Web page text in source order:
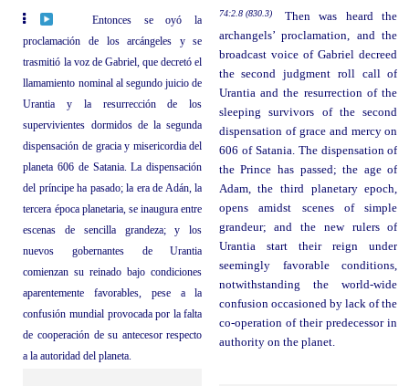
Entonces se oyó la
proclamación de los arcángeles y se
trasmitió la voz de Gabriel, que decretó el
llamamiento nominal al segundo juicio de
Urantia y la resurrección de los
supervivientes dormidos de la segunda
dispensación de gracia y misericordia del
planeta 606 de Satania. La dispensación
del príncipe ha pasado; la era de Adán, la
tercera época planetaria, se inaugura entre
escenas de sencilla grandeza; y los
nuevos gobernantes de Urantia
comienzan su reinado bajo condiciones
aparentemente favorables, pese a la
confusión mundial provocada por la falta
de cooperación de su antecesor respecto
a la autoridad del planeta.
74:2.8 (830.3)
Then was heard the
archangels’ proclamation, and the
broadcast voice of Gabriel decreed
the second judgment roll call of
Urantia and the resurrection of the
sleeping survivors of the second
dispensation of grace and mercy on
606 of Satania. The dispensation of
the Prince has passed; the age of
Adam, the third planetary epoch,
opens amidst scenes of simple
grandeur; and the new rulers of
Urantia start their reign under
seemingly favorable conditions,
notwithstanding the world-wide
confusion occasioned by lack of the
co-operation of their predecessor in
authority on the planet.